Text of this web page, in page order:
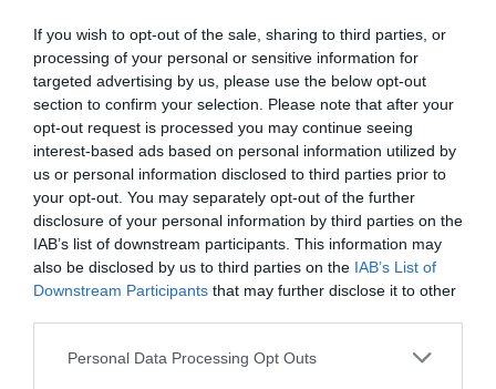
If you wish to opt-out of the sale, sharing to third parties, or
processing of your personal or sensitive information for
targeted advertising by us, please use the below opt-out
section to confirm your selection. Please note that after your
opt-out request is processed you may continue seeing
interest-based ads based on personal information utilized by
us or personal information disclosed to third parties prior to
your opt-out. You may separately opt-out of the further
disclosure of your personal information by third parties on the
IAB’s list of downstream participants. This information may
also be disclosed by us to third parties on the IAB’s List of
Downstream Participants that may further disclose it to other
Please note that this website/app uses one or more Google
Personal Data Processing Opt Outs
Η Εθνική στον τελικό με 7
«πράσινα» γκολ!
Ο Παναθηναϊκός αποτελεί πλέον κεντρικό αιμοδότη της
αποτελεί το παρόν και το μέλλον του αντιπροσωπευτικού